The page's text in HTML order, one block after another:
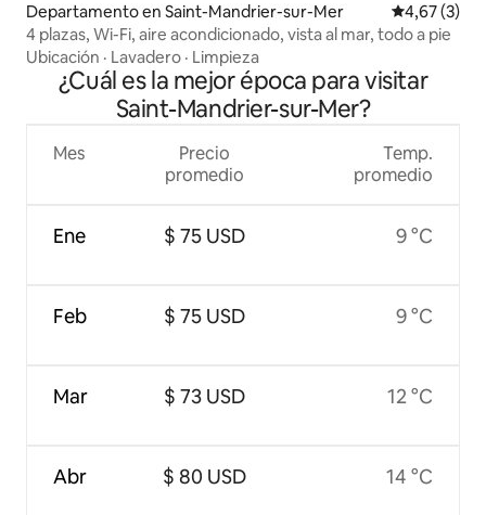
Departamento en Saint-Mandrier-sur-Mer Calificación
4,67 (3)
4 plazas, Wi-Fi, aire acondicionado, vista al mar, todo a pie
Ubicación · Lavadero · Limpieza
¿Cuál es la mejor época para visitar
Saint-Mandrier-sur-Mer?
Mes
Ene
Feb
Mar
Abr
Precio
promedio
$ 75 USD
$ 75 USD
$ 73 USD
$ 80 USD
Temp.
promedio
9 °C
9 °C
12 °C
14 °C